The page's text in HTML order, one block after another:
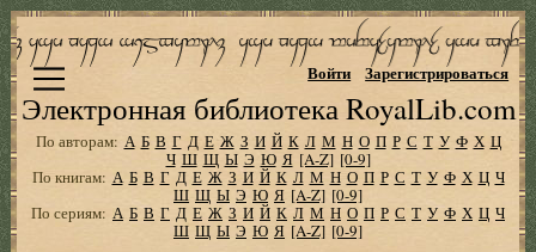
Электронная библиотека RoyalLib.com
Войти Зарегистрироваться
По авторам: А Б В Г Д Е Ж З И Й К Л М Н О П Р С Т У Ф Х Ц
Ч Ш Щ Ы Э Ю Я [A-Z] [0-9]
По книгам: А Б В Г Д Е Ж З И Й К Л М Н О П Р С Т У Ф Х Ц Ч
Ш Щ Ы Э Ю Я [A-Z] [0-9]
По сериям: А Б В Г Д Е Ж З И Й К Л М Н О П Р С Т У Ф Х Ц Ч
Ш Щ Ы Э Ю Я [A-Z] [0-9]